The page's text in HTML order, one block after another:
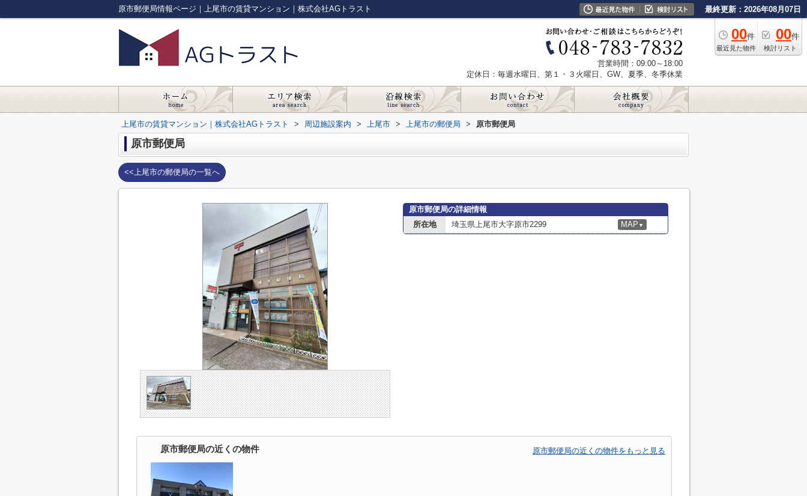
原市郵便局情報ページ｜上尾市の賃貸マンション｜株式会社AGトラスト 最終更新：2026年08月07日
00件
最近見た物件
00件
検討リスト
営業時間：09:00～18:00
定休日：毎週水曜日、第１・３火曜日、GW、夏季、冬季休業
上尾市の賃貸マンション｜株式会社AGトラスト > 周辺施設案内 > 上尾市 > 上尾市の郵便局 > 原市郵便局
原市郵便局
<<上尾市の郵便局の一覧へ
原市郵便局の詳細情報
所在地
埼玉県上尾市大字原市2299 MAP ▼
原市郵便局の近くの物件 原市郵便局の近くの物件をもっと見る